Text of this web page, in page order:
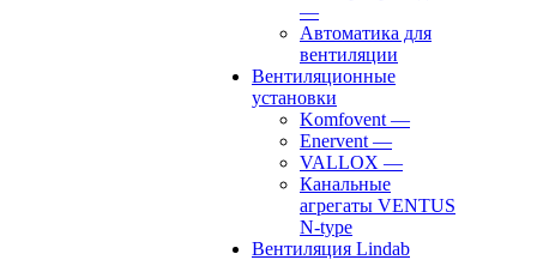
—
Автоматика для
вентиляции
Вентиляционные
установки
Komfovent —
Enervent —
VALLOX —
Канальные
агрегаты VENTUS
N-type
Вентиляция Lindab